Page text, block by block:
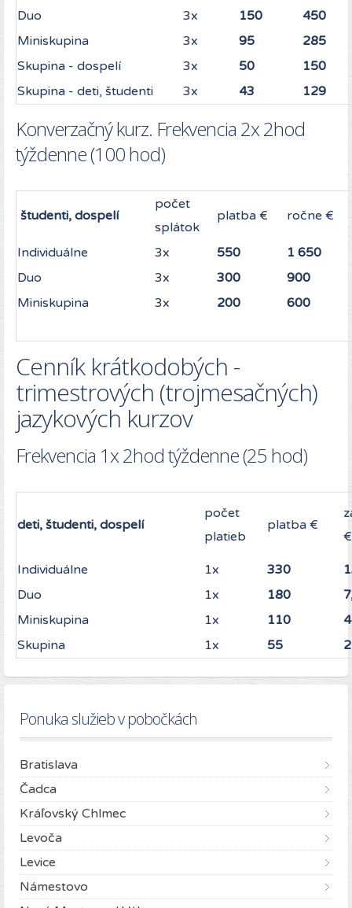
Duo
3x 150
450
Miniskupina
3x 95
285
Skupina - dospelí
3x 50
150
Skupina - deti, študenti
3x 43 129
Konverzačný kurz. Frekvencia 2x 2hod
týždenne (100 hod)
študenti, dospelí
počet
splátok
platba € ročne €
Individuálne 3x 550
1 650
Duo
3x 300
900
Miniskupina
3x 200 600
Cenník krátkodobých -
trimestrových (trojmesačných)
jazykových kurzov
Frekvencia 1x 2hod týždenne (25 hod)
deti, študenti, dospelí
počet
platieb
platba €
Individuálne 1x 330
Duo
1x 180
Miniskupina
1x 110
Skupina
1x 55
Ponuka služieb v pobočkách
Bratislava
Čadca
Kráľovský Chlmec
Levoča
Levice
Námestovo